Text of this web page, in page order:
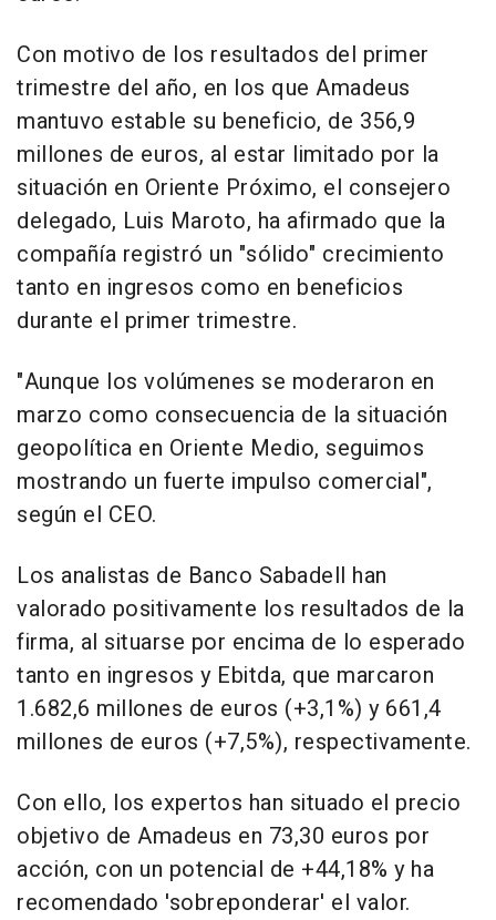
Con motivo de los resultados del primer
trimestre del año, en los que Amadeus
mantuvo estable su beneficio, de 356,9
millones de euros, al estar limitado por la
situación en Oriente Próximo, el consejero
delegado, Luis Maroto, ha afirmado que la
compañía registró un "sólido" crecimiento
tanto en ingresos como en beneficios
durante el primer trimestre.
"Aunque los volúmenes se moderaron en
marzo como consecuencia de la situación
geopolítica en Oriente Medio, seguimos
mostrando un fuerte impulso comercial",
según el CEO.
Los analistas de Banco Sabadell han
valorado positivamente los resultados de la
firma, al situarse por encima de lo esperado
tanto en ingresos y Ebitda, que marcaron
1.682,6 millones de euros (+3,1%) y 661,4
millones de euros (+7,5%), respectivamente.
Con ello, los expertos han situado el precio
objetivo de Amadeus en 73,30 euros por
acción, con un potencial de +44,18% y ha
recomendado 'sobreponderar' el valor.